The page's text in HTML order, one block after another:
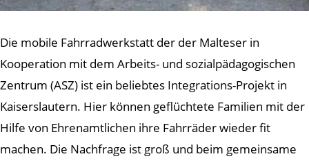
Die mobile Fahrradwerkstatt der der Malteser in
Kooperation mit dem Arbeits- und sozialpädagogischen
Zentrum (ASZ) ist ein beliebtes Integrations-Projekt in
Kaiserslautern. Hier können geflüchtete Familien mit der
Hilfe von Ehrenamtlichen ihre Fahrräder wieder fit
machen. Die Nachfrage ist groß und beim gemeinsame